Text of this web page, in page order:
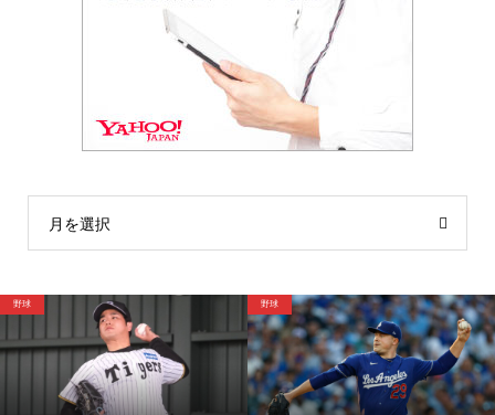
月を選択
野球 サッカー